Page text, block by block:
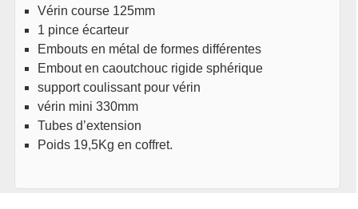
Vérin course 125mm
1 pince écarteur
Embouts en métal de formes différentes
Embout en caoutchouc rigide sphérique
support coulissant pour vérin
vérin mini 330mm
Tubes d’extension
Poids 19,5Kg en coffret.